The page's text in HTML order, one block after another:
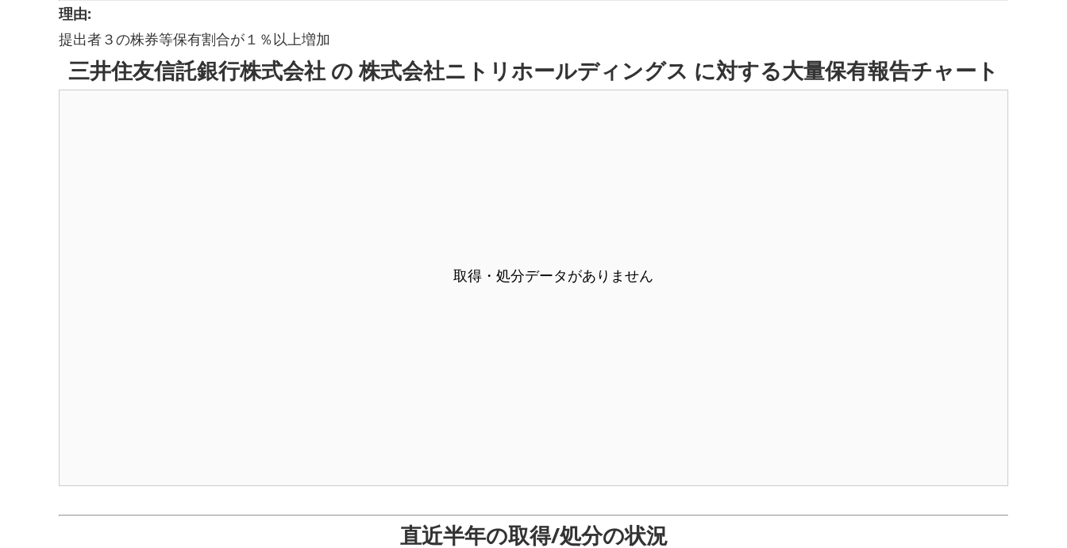
理由:
提出者３の株券等保有割合が１％以上増加
三井住友信託銀行株式会社 の 株式会社ニトリホールディングス に対する大量保有報告チャート
取得・処分データがありません
直近半年の取得/処分の状況